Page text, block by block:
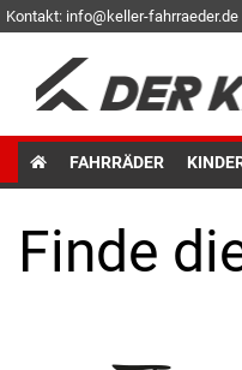
Kontakt: info@keller-fahrraeder.de
FAHRRÄDER
Finde